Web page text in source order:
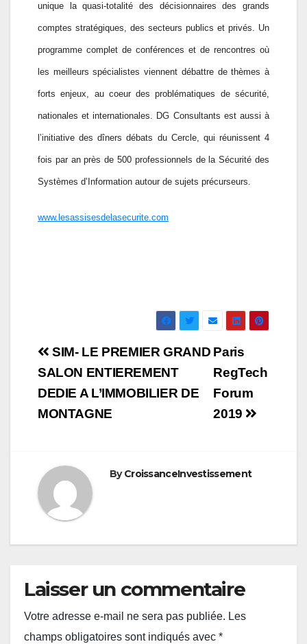
unique la quasi-totalité des décisionnaires des grands
comptes stratégiques, des secteurs publics et privés. Un
programme complet de conférences et de rencontres où
les meilleurs spécialistes viennent débattre de thèmes à
forts enjeux, au coeur des problématiques de sécurité,
nationales et internationales. DG Consultants est aussi à
l’initiative des dîners débats du Cercle, qui réunissent 4
fois par an près de 500 professionnels de la Sécurité des
Systèmes d’Information autour de sujets précurseurs.
www.lesassisesdelasecurite.com
Navigation
de
l’article
Paris
RegTech
Forum
2019
SIM- LE PREMIER GRAND
SALON ENTIEREMENT
DEDIE A L’IMMOBILIER DE
MONTAGNE
ByCroissanceInvestissement
Laisser un commentaire
Votre adresse e-mail ne sera pas publiée. Les
champs obligatoires sont indiqués avec *